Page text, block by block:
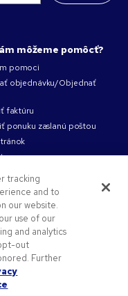
môžeme pomôcť?
pomoci
objednávku/Objednať
faktúru
ponuku zaslanú poštou
tracking
and to
our website.
use of our
and analytics
out
Further